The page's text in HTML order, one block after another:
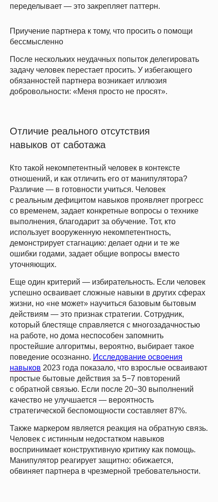
переделывает — это закрепляет паттерн.
Приучение партнера к тому, что просить о помощи
бессмысленно
После нескольких неудачных попыток делегировать
задачу человек перестает просить. У избегающего
обязанностей партнера возникает иллюзия
добровольности: «Меня просто не просят».
Отличие реального отсутствия
навыков от саботажа
Кто такой некомпетентный человек в контексте
отношений, и как отличить его от манипулятора?
Различие — в готовности учиться. Человек
с реальным дефицитом навыков проявляет прогресс
со временем, задает конкретные вопросы о технике
выполнения, благодарит за обучение. Тот, кто
использует вооруженную некомпетентность,
демонстрирует стагнацию: делает одни и те же
ошибки годами, задает общие вопросы вместо
уточняющих.
Еще один критерий — избирательность. Если человек
успешно осваивает сложные навыки в других сферах
жизни, но «не может» научиться базовым бытовым
действиям — это признак стратегии. Сотрудник,
который блестяще справляется с многозадачностью
на работе, но дома неспособен запомнить
простейшие алгоритмы, вероятно, выбирает такое
поведение осознанно. Исследование освоения
навыков 2023 года показало, что взрослые осваивают
простые бытовые действия за 5−7 повторений
с обратной связью. Если после 20−30 выполнений
качество не улучшается — вероятность
стратегической беспомощности составляет 87%.
Также маркером является реакция на обратную связь.
Человек с истинным недостатком навыков
воспринимает конструктивную критику как помощь.
Манипулятор реагирует защитно: обижается,
обвиняет партнера в чрезмерной требовательности.